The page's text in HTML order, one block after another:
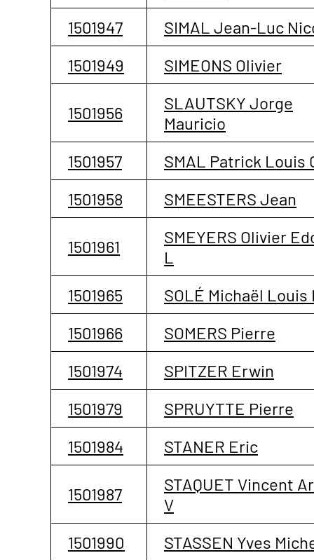
1501947
SIMAL Jean-Luc
1501949
SIMEONS Olivier
1501956
SLAUTSKY Jorge
Mauricio
1501957
SMAL Patrick Louis
1501958
SMEESTERS Jean
1501961
SMEYERS Olivier
L
1501965
SOLÉ Michaël Louis
1501966
SOMERS Pierre
1501974
SPITZER Erwin
1501979
SPRUYTTE Pierre
1501984
STANER Eric
1501987
STAQUET Vincent
V
1501990
STASSEN Yves